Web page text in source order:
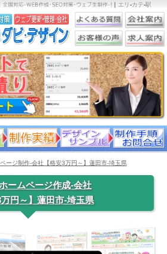
｜ エリ-カテ-駅
ージ制作-会社【格安3万円～】蓮田市-埼玉県
ームページ作成-会社
万円～】蓮田市-埼玉県